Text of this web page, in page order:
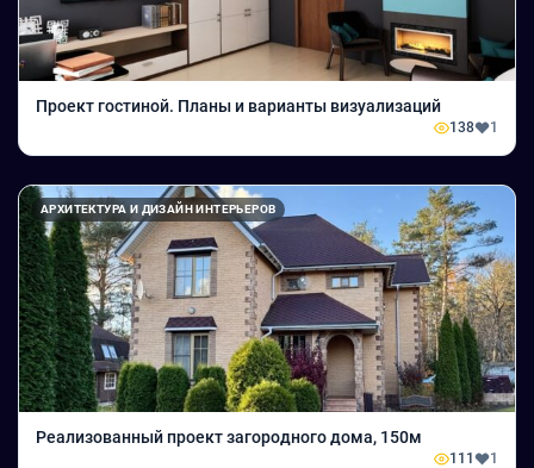
Проект гостиной. Планы и варианты визуализаций
138 1
АРХИТЕКТУРА И ДИЗАЙН ИНТЕРЬЕРОВ
Реализованный проект загородного дома, 150м
111 1